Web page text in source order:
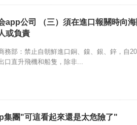
app公司 （三）須在進口報關時向
或負責
務部：禁止自朝鮮進口銅、鎳、銀、鋅，自
口直升飛機和船隻，除非...
集團"可這看起來還是太危險了"